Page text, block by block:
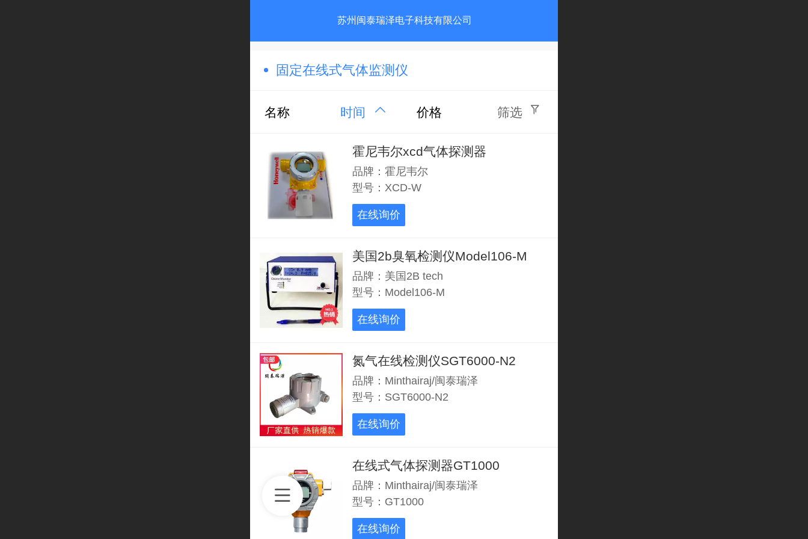
苏州闽泰瑞泽电子科技有限公司
固定在线式气体监测仪
名称 时间 价格 筛选
霍尼韦尔xcd气体探测器
品牌：霍尼韦尔
型号：XCD-W
在线询价
美国2b臭氧检测仪Model106-M
品牌：美国2B tech
型号：Model106-M
在线询价
氮气在线检测仪SGT6000-N2
品牌：Minthairaj/闽泰瑞泽
型号：SGT6000-N2
在线询价
在线式气体探测器GT1000
品牌：Minthairaj/闽泰瑞泽
型号：GT1000
在线询价